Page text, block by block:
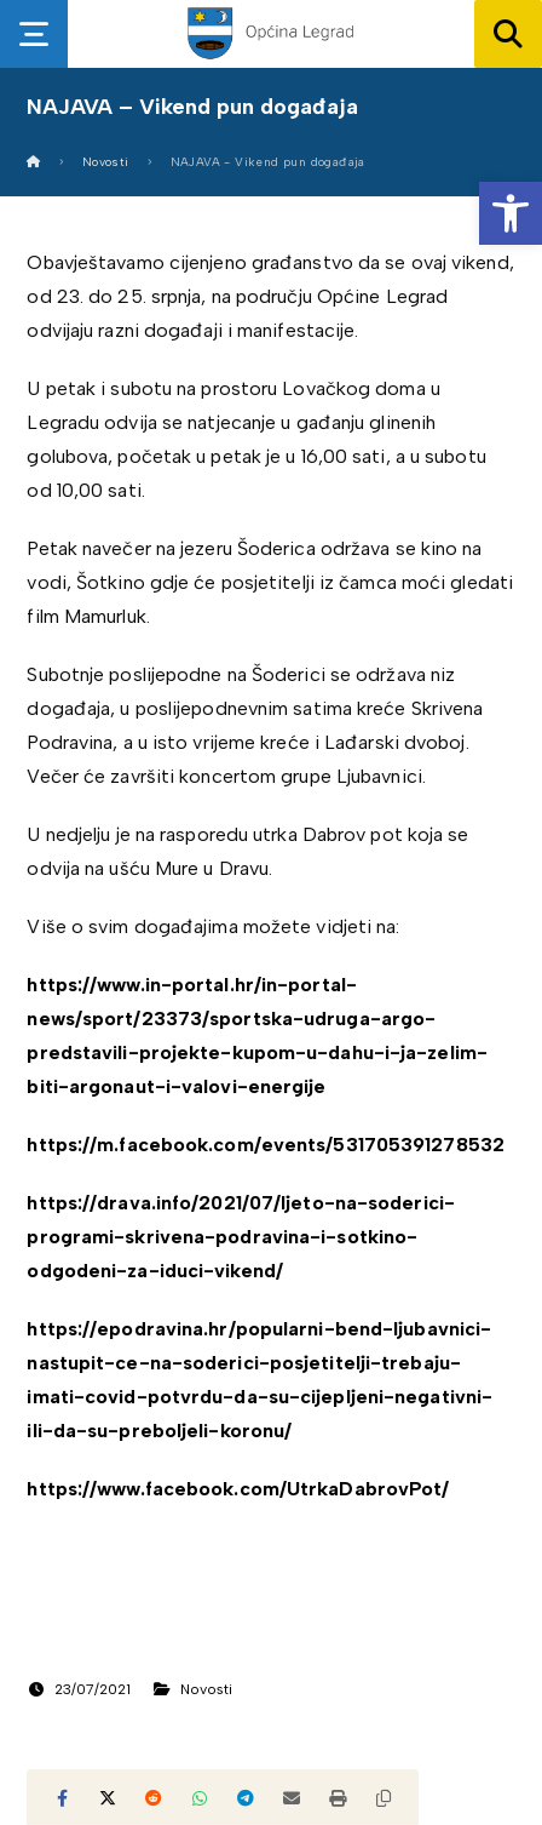
NAJAVA – Vikend pun događaja
Novosti NAJAVA - Vikend pun događaja
Obavještavamo cijenjeno građanstvo da se ovaj vikend,
od 23. do 25. srpnja, na području Općine Legrad
odvijaju razni događaji i manifestacije.
U petak i subotu na prostoru Lovačkog doma u
Legradu odvija se natjecanje u gađanju glinenih
golubova, početak u petak je u 16,00 sati, a u subotu
od 10,00 sati.
Petak navečer na jezeru Šoderica održava se kino na
vodi, Šotkino gdje će posjetitelji iz čamca moći gledati
film Mamurluk.
Subotnje poslijepodne na Šoderici se održava niz
događaja, u poslijepodnevnim satima kreće Skrivena
Podravina, a u isto vrijeme kreće i Lađarski dvoboj.
Večer će završiti koncertom grupe Ljubavnici.
U nedjelju je na rasporedu utrka Dabrov pot koja se
odvija na ušću Mure u Dravu.
Više o svim događajima možete vidjeti na:
https://www.in-portal.hr/in-portal-
news/sport/23373/sportska-udruga-argo-
predstavili-projekte-kupom-u-dahu-i-ja-zelim-
biti-argonaut-i-valovi-energije
https://m.facebook.com/events/531705391278532
https://drava.info/2021/07/ljeto-na-soderici-
programi-skrivena-podravina-i-sotkino-
odgodeni-za-iduci-vikend/
https://epodravina.hr/popularni-bend-ljubavnici-
nastupit-ce-na-soderici-posjetitelji-trebaju-
imati-covid-potvrdu-da-su-cijepljeni-negativni-
ili-da-su-preboljeli-koronu/
https://www.facebook.com/UtrkaDabrovPot/
23/07/2021 Novosti